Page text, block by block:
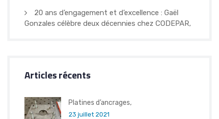
20 ans d’engagement et d’excellence : Gaël
Gonzales célèbre deux décennies chez CODEPAR,
Articles récents
Platines d’ancrages,
23 juillet 2021